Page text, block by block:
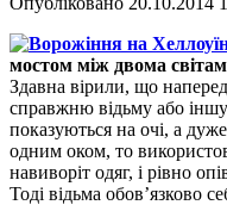
мостом між двома
Здавна вірили, що
справжню відьму або
показуються на очі, а
одним оком, то
навиворіт одяг, і рівно
Тоді відьма обов’язково